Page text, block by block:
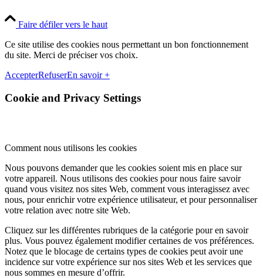
Faire défiler vers le haut
Ce site utilise des cookies nous permettant un bon fonctionnement
du site. Merci de préciser vos choix.
AccepterRefuserEn savoir +
Cookie and Privacy Settings
Comment nous utilisons les cookies
Nous pouvons demander que les cookies soient mis en place sur
votre appareil. Nous utilisons des cookies pour nous faire savoir
quand vous visitez nos sites Web, comment vous interagissez avec
nous, pour enrichir votre expérience utilisateur, et pour personnaliser
votre relation avec notre site Web.
Cliquez sur les différentes rubriques de la catégorie pour en savoir
plus. Vous pouvez également modifier certaines de vos préférences.
Notez que le blocage de certains types de cookies peut avoir une
incidence sur votre expérience sur nos sites Web et les services que
nous sommes en mesure d’offrir.